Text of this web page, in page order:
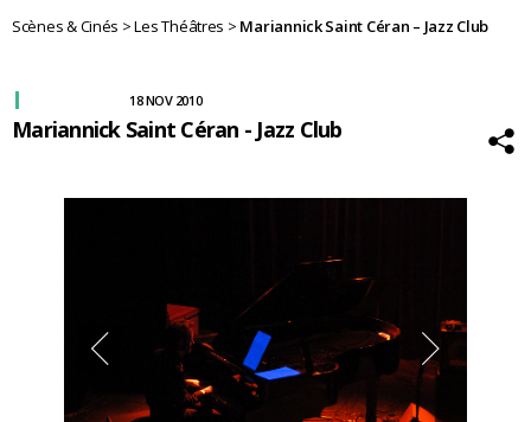
Scènes & Cinés >Les Théâtres > Mariannick Saint Céran – Jazz Club
Mariannick Saint Céran - Jazz Club
18 NOV 2010